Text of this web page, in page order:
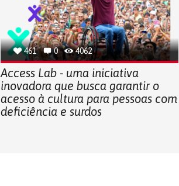
461 0 4062
Access Lab - uma iniciativa
inovadora que busca garantir o
acesso à cultura para pessoas com
deficiência e surdos